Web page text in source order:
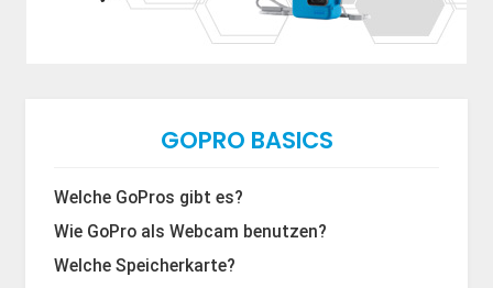
GOPRO BASICS
Welche GoPros gibt es?
Wie GoPro als Webcam benutzen?
Welche Speicherkarte?